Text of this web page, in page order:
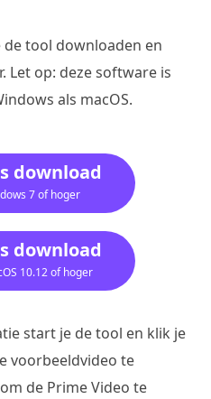
de tool downloaden en
Let op: deze software is
als macOS.
download
7 of hoger
download
10.12 of hoger
start je de tool en klik je
voorbeeldvideo te
de Prime Video te